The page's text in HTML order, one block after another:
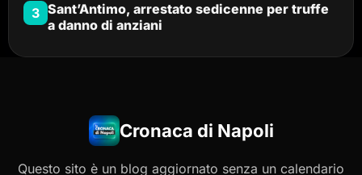
3 Sant’Antimo, arrestato sedicenne per truffe
a danno di anziani
Cronaca di Napoli
Questo sito è un blog aggiornato senza un calendario